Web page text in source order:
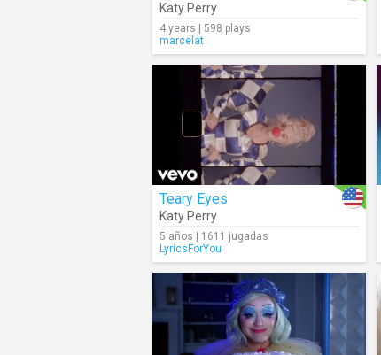
Katy Perry
4 years | 598 plays
marcelat
Teary Eyes
Katy Perry
5 años | 1611 jugadas
LyricsForYou